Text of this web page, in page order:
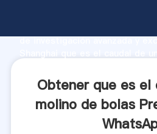
de investigación avanzada y
clientes.Obtener que es el
molino de bolas